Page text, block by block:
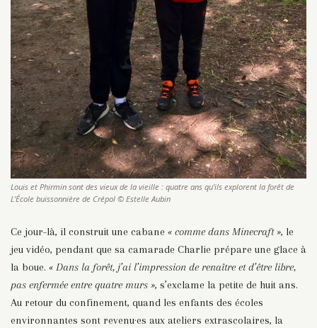
Louis et Phirmin sont des vieux de la vieille : quatre ans qu’ils explorent la forêt de
L’École buissonnière de Crépol © Estelle Aubin
Ce jour-là, il construit une cabane « comme dans Minecraft », le
jeu vidéo, pendant que sa camarade Charlie prépare une glace à
la boue. « Dans la forêt, j’ai l’impression de renaître et d’être libre,
pas enfermée entre quatre murs », s’exclame la petite de huit ans.
Au retour du confinement, quand les enfants des écoles
environnantes sont revenu·es aux ateliers extrascolaires, la